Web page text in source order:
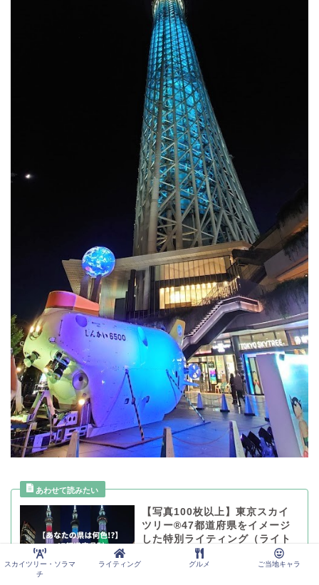
【写真100枚以上】東京スカイ
ツリー®47都道府県をイメージ
した特別ライティング（ライト
アップ）【オリンピック 聖火リ
レー記念】
スカイツリー・ソラマ
チ
ライティング グルメ ご当地キャラ